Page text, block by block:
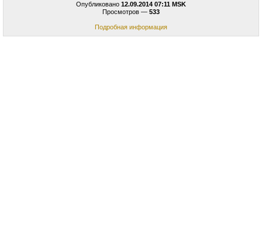
Опубликовано 12.09.2014 07:11 MSK
Просмотров — 533
Подробная информация